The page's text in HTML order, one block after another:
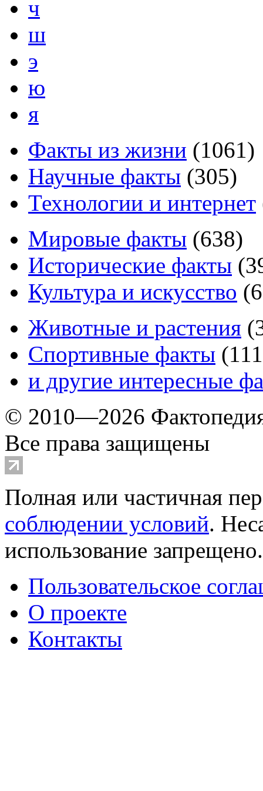
ч
ш
э
ю
я
Факты из жизни (1061)
Научные факты (305)
Технологии и интернет
Мировые факты (638)
Исторические факты (
Культура и искусство (
Животные и растения (
Спортивные факты (111
и другие интересные
© 2010—2026
Все права защищены
Полная или частичная
соблюдении условий.
использование
Пользовательское
О проекте
Контакты